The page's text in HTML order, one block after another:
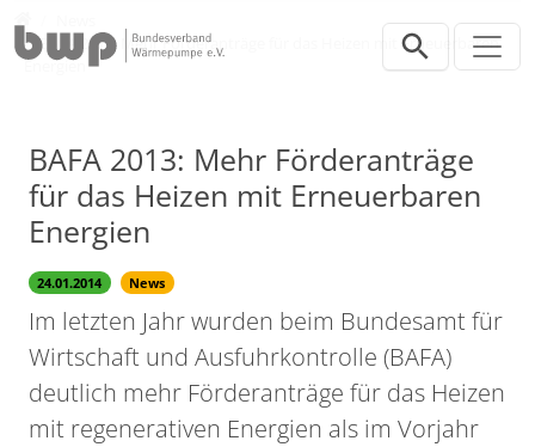
BAFA 2013: Mehr Förderanträge für das Heizen mit Erneuerbaren
Energien
BAFA 2013: Mehr Förderanträge
für das Heizen mit Erneuerbaren
Energien
24.01.2014 News
Im letzten Jahr wurden beim Bundesamt für
Wirtschaft und Ausfuhrkontrolle (BAFA)
deutlich mehr Förderanträge für das Heizen
mit regenerativen Energien als im Vorjahr